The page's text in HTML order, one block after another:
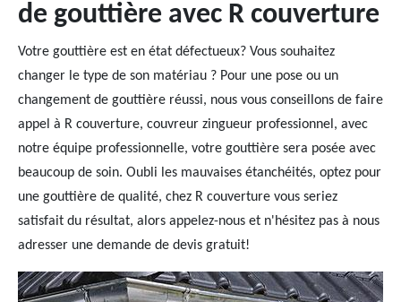
de gouttière avec R couverture
Votre gouttière est en état défectueux? Vous souhaitez
changer le type de son matériau ? Pour une pose ou un
changement de gouttière réussi, nous vous conseillons de faire
appel à R couverture, couvreur zingueur professionnel, avec
notre équipe professionnelle, votre gouttière sera posée avec
beaucoup de soin. Oubli les mauvaises étanchéités, optez pour
une gouttière de qualité, chez R couverture vous seriez
satisfait du résultat, alors appelez-nous et n'hésitez pas à nous
adresser une demande de devis gratuit!